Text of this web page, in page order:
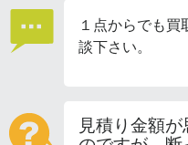
１点からでも
談下さい。
見積り金額